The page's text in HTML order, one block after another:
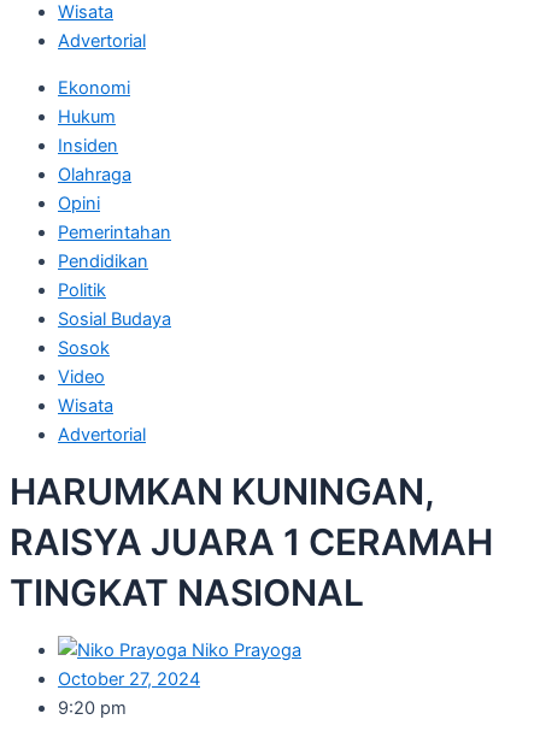
Wisata
Advertorial
Ekonomi
Hukum
Insiden
Olahraga
Opini
Pemerintahan
Pendidikan
Politik
Sosial Budaya
Sosok
Video
Wisata
Advertorial
HARUMKAN KUNINGAN,
RAISYA JUARA 1 CERAMAH
TINGKAT NASIONAL
Niko Prayoga
October 27, 2024
9:20 pm